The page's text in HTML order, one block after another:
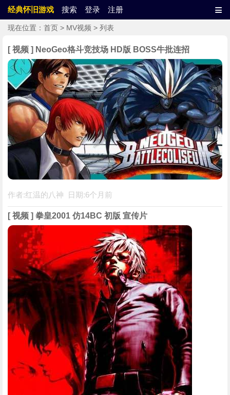
经典怀旧游戏 搜索 登录 注册 ≡
现在位置： 首页 > MV视频 > 列表
[ 视频 ] NeoGeo格斗竞技场 HD版 BOSS牛批连招
作者:红温的八神 日期:6个月前
[ 视频 ] 拳皇2001 仿14BC 初版 宣传片